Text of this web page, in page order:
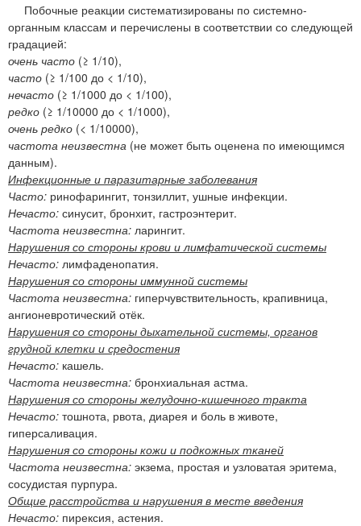
Побочные реакции систематизированы по системно-
органным классам и перечислены в соответствии со следующей
градацией:
очень часто (≥ 1/10),
часто (≥ 1/100 до < 1/10),
нечасто (≥ 1/1000 до < 1/100),
редко (≥ 1/10000 до < 1/1000),
очень редко (< 1/10000),
частота неизвестна (не может быть оценена по имеющимся
данным).
Инфекционные и паразитарные заболевания
Часто: ринофарингит, тонзиллит, ушные инфекции.
Нечасто: синусит, бронхит, гастроэнтерит.
Частота неизвестна: ларингит.
Нарушения со стороны крови и лимфатической системы
Нечасто: лимфаденопатия.
Нарушения со стороны иммунной системы
Частота неизвестна: гиперчувствительность, крапивница,
ангионевротический отёк.
Нарушения со стороны дыхательной системы, органов
грудной клетки и средостения
Нечасто: кашель.
Частота неизвестна: бронхиальная астма.
Нарушения со стороны желудочно-кишечного тракта
Нечасто: тошнота, рвота, диарея и боль в животе,
гиперсаливация.
Нарушения со стороны кожи и подкожных тканей
Частота неизвестна: экзема, простая и узловатая эритема,
сосудистая пурпура.
Общие расстройства и нарушения в месте введения
Нечасто: пирексия, астения.